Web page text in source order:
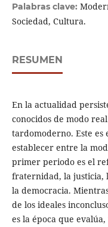
Palabras clave:
Sociedad, Cultura.
RESUMEN
En la actualidad
conocidos de modo
tardomoderno. Este es
establecer entre la
primer periodo es el
fraternidad, la justicia,
la democracia.
de los ideales
es la época que